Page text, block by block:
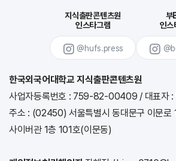
지식출판콘텐츠원
인스타그램
@hufs.press
부
인스
한국외국어대학교 지식출판콘텐츠원
사업자등록번호 : 759-82-00409/ 대표자 :
주소 : (02450) 서울특별시 동대문구 이문로
사이버관 1층 101호(이문동)